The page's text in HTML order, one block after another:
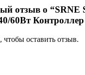
отзыв о “SRNE
Контроллер
, чтобы оставить отзыв.